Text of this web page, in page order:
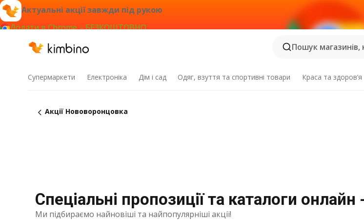
Актуальні акції завжди під рукою
Додати в Chrome – БЕЗКОШТОВНО
Пошук магазинів,
Супермаркети Електроніка Дім і сад Одяг, взуття та спортивні товари Краса та здоров’я
Акції Нововоронцовка
Спеціальні пропозиції та каталоги
Ми підбираємо найновіші та найпопулярніші акції!